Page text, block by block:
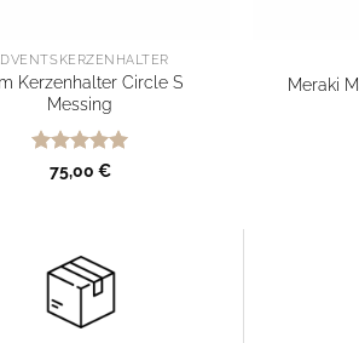
Kerzenhalter Circle S
Messing
Bewertet
75,00 €
Meraki